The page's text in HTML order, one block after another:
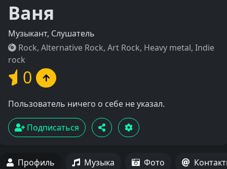
Ваня
Музыкант, Слушатель
Rock, Alternative Rock, Art Rock, Heavy metal, Indie
rock
0
Пользователь ничего о себе не указал.
Подписаться
Профиль Музыка Фото